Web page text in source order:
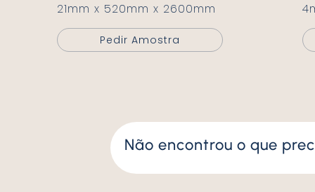
21mm x 520mm x 2600mm
Pedir Amostra
Não encontrou o que